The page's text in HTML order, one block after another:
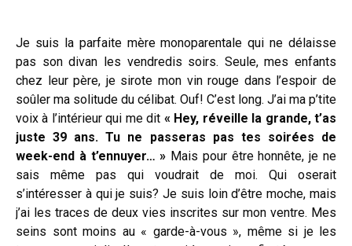
Je suis la parfaite mère monoparentale qui ne délaisse
pas son divan les vendredis soirs. Seule, mes enfants
chez leur père, je sirote mon vin rouge dans l’espoir de
soûler ma solitude du célibat. Ouf! C’est long. J’ai ma p’tite
voix à l’intérieur qui me dit « Hey, réveille la grande, t’as
juste 39 ans. Tu ne passeras pas tes soirées de
week-end à t’ennuyer… » Mais pour être honnête, je ne
sais même pas qui voudrait de moi. Qui oserait
s’intéresser à qui je suis? Je suis loin d’être moche, mais
j’ai les traces de deux vies inscrites sur mon ventre. Mes
seins sont moins au « garde-à-vous », même si je les